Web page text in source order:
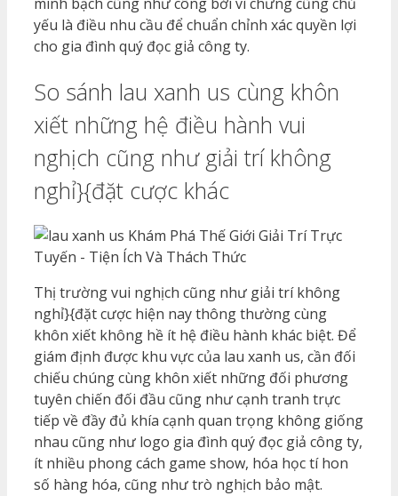
yếu là điều nhu cầu để chuẩn chỉnh xác quyền lợi
cho gia đình quý đọc giả công ty.
So sánh lau xanh us cùng khôn
xiết những hệ điều hành vui
nghịch cũng như giải trí không
nghỉ}{đặt cược khác
Thị trường vui nghịch cũng như giải trí không
nghỉ}{đặt cược hiện nay thông thường cùng
khôn xiết không hề ít hệ điều hành khác biệt. Để
giám định được khu vực của lau xanh us, cần đối
chiếu chúng cùng khôn xiết những đối phương
tuyên chiến đối đầu cũng như cạnh tranh trực
tiếp về đầy đủ khía cạnh quan trọng không giống
nhau cũng như logo gia đình quý đọc giả công ty,
ít nhiều phong cách game show, hóa học tí hon
số hàng hóa, cũng như trò nghịch bảo mật.